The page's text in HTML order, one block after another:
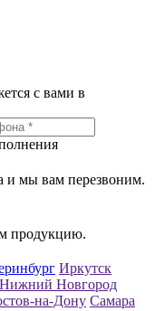
с вами в
и мы вам перезвоним.
продукцию.
Иркутск
Нижний Новгород
на-Дону Самара